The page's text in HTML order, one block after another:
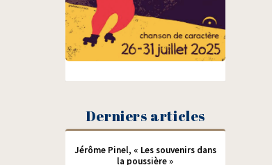
Derniers articles
Jérôme Pinel, « Les souvenirs dans
la poussière »